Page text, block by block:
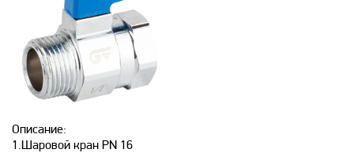
Описание:
1.Шаровой кран PN 16